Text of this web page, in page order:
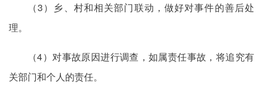
（3）乡、村和相关部门联动，做好对事件的善后处
理。
（4）对事故原因进行调查，如属责任事故，将追究有
关部门和个人的责任。